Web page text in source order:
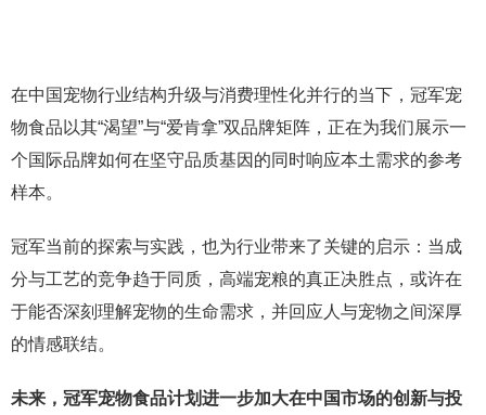
在中国宠物行业结构升级与消费理性化并行的当下，冠军宠
物食品以其“渴望”与“爱肯拿”双品牌矩阵，正在为我们展示一
个国际品牌如何在坚守品质基因的同时响应本土需求的参考
样本。
冠军当前的探索与实践，也为行业带来了关键的启示：当成
分与工艺的竞争趋于同质，高端宠粮的真正决胜点，或许在
于能否深刻理解宠物的生命需求，并回应人与宠物之间深厚
的情感联结。
未来，冠军宠物食品计划进一步加大在中国市场的创新与投